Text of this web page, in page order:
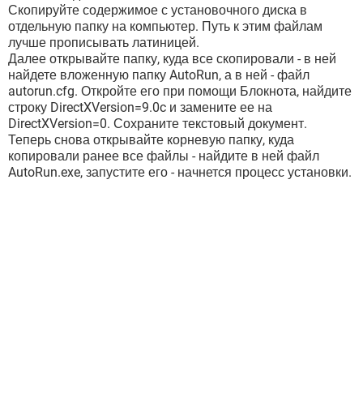
Скопируйте содержимое с установочного диска в
отдельную папку на компьютер. Путь к этим файлам
лучше прописывать латиницей.
Далее открывайте папку, куда все скопировали - в ней
найдете вложенную папку AutoRun, а в ней - файл
autorun.cfg. Откройте его при помощи Блокнота, найдите
строку DirectXVersion=9.0c и замените ее на
DirectXVersion=0. Сохраните текстовый документ.
Теперь снова открывайте корневую папку, куда
копировали ранее все файлы - найдите в ней файл
AutoRun.exe, запустите его - начнется процесс установки.